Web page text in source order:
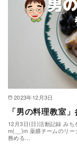
2023年12月3日
「男の料理教室
12月3日(日)活動記録 みち
m(__)m 薬膳チームのリ
務める…